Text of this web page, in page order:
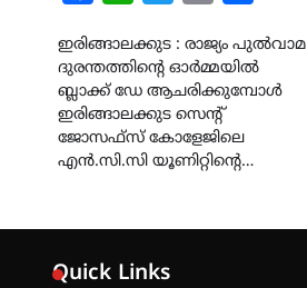
ഇരിങ്ങാലക്കുട : രാജ്യം പുൽവാമ
ദുരന്തത്തിൻ്റെ ഓർമ്മയിൽ
ബ്ലാക്ക് ഡേ ആചരിക്കുമ്പോൾ
ഇരിങ്ങാലക്കുട സെൻ്റ്
ജോസഫ്സ് കോളേജിലെ
എൻ.സി.സി യൂണിറ്റിൻ്റെ…
Quick Links